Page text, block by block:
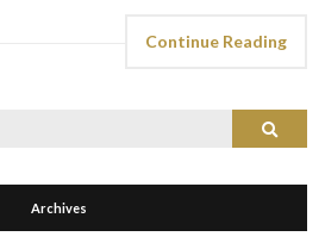
Continue Reading
Search
Archives